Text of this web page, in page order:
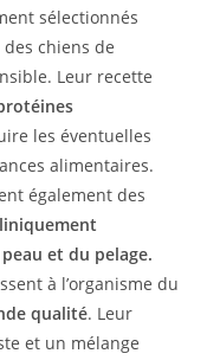
sélectionnés
chiens de
Leur recette
les éventuelles
alimentaires.
également des
et du pelage.
à l’organisme du
qualité. Leur
et un mélange